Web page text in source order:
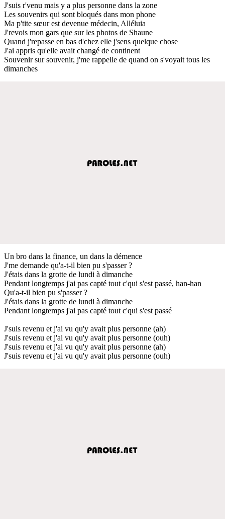
J'suis r'venu mais y a plus personne dans la zone
Les souvenirs qui sont bloqués dans mon phone
Ma p'tite sœur est devenue médecin, Alléluia
J'revois mon gars que sur les photos de Shaune
Quand j'repasse en bas d'chez elle j'sens quelque chose
J'ai appris qu'elle avait changé de continent
Souvenir sur souvenir, j'me rappelle de quand on s'voyait tous les
dimanches
Un bro dans la finance, un dans la démence
J'me demande qu'a-t-il bien pu s'passer ?
J'étais dans la grotte de lundi à dimanche
Pendant longtemps j'ai pas capté tout c'qui s'est passé, han-han
Qu'a-t-il bien pu s'passer ?
J'étais dans la grotte de lundi à dimanche
Pendant longtemps j'ai pas capté tout c'qui s'est passé
J'suis revenu et j'ai vu qu'y avait plus personne (ah)
J'suis revenu et j'ai vu qu'y avait plus personne (ouh)
J'suis revenu et j'ai vu qu'y avait plus personne (ah)
J'suis revenu et j'ai vu qu'y avait plus personne (ouh)